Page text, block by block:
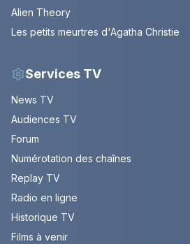
Alien Theory
Les petits meurtres d'Agatha Christie
Services TV
News TV
Audiences TV
Forum
Numérotation des chaînes
Replay TV
Radio en ligne
Historique TV
Films à venir